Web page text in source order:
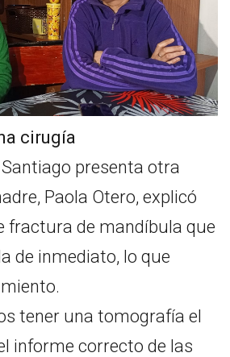
cirugía
presenta otra
Paola Otero, explicó
fractura de mandíbula que
de inmediato, lo que
tener una tomografía el
informe correcto de las